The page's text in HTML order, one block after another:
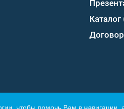
Каталог
чтобы помочь Вам в навигации,